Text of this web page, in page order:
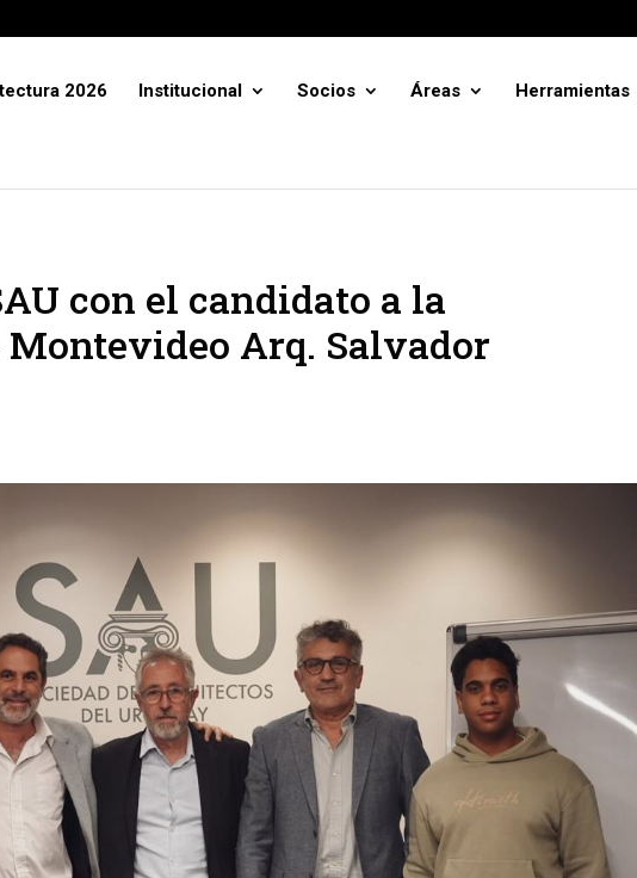
2026 Institucional Socios Áreas Herramientas
con el candidato a la
Arq. Salvador